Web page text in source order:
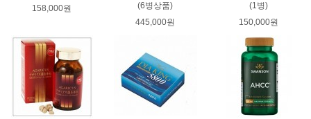
158,000원
(6병상품)
445,000원
(1병)
150,000원